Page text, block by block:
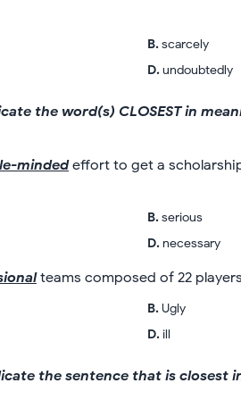
B.scarcely
D.undoubtedly
the word(s) CLOSEST in
mindedeffort to get a
B.serious
D.necessary
teams composed of 22
B.Ugly
D.ill
the sentence that is closest